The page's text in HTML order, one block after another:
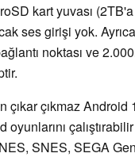
kart yuvası
ses girişi yok.
noktası ve
çıkar çıkmaz Android
oyunlarını
SNES, SEGA